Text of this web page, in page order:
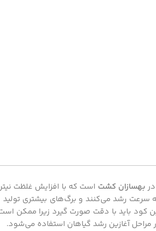
در بهسازان کشت است که با افزایش غلظت
سرعت رشد می‌کنند و برگ‌های بیشتری
کود باید با دقت صورت گیرد زیرا ممکن
آغازین رشد گیاهان استفاده می‌شود.